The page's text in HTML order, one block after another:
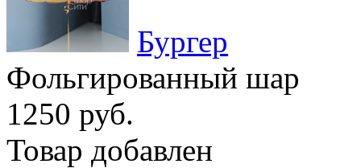
Бургер
Фольгированный шар
1250 руб.
Товар добавлен